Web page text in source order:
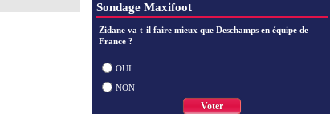
Sondage Maxifoot
Zidane va t-il faire mieux que Deschamps en équipe de
France ?
OUI
NON
Voter